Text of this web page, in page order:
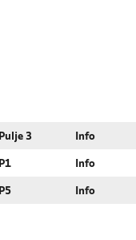
Pulje 3 Info
P1 Info
P5 Info